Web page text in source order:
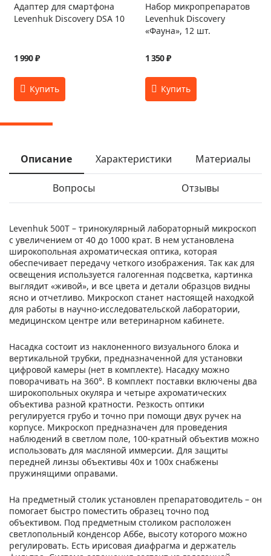
Адаптер для смартфона
Levenhuk Discovery DSA 10
1 990 ₽
Набор микропрепаратов
Levenhuk Discovery
«Фауна», 12 шт.
1 350 ₽
Описание Характеристики Материалы
Вопросы Отзывы
Levenhuk 500T – тринокулярный лабораторный микроскоп
с увеличением от 40 до 1000 крат. В нем установлена
широкопольная ахроматическая оптика, которая
обеспечивает передачу четкого изображения. Так как для
освещения используется галогенная подсветка, картинка
выглядит «живой», и все цвета и детали образцов видны
ясно и отчетливо. Микроскоп станет настоящей находкой
для работы в научно-исследовательской лаборатории,
медицинском центре или ветеринарном кабинете.
Насадка состоит из наклоненного визуального блока и
вертикальной трубки, предназначенной для установки
цифровой камеры (нет в комплекте). Насадку можно
поворачивать на 360°. В комплект поставки включены два
широкопольных окуляра и четыре ахроматических
объектива разной кратности. Резкость оптики
регулируется грубо и точно при помощи двух ручек на
корпусе. Микроскоп предназначен для проведения
наблюдений в светлом поле, 100-кратный объектив можно
использовать для масляной иммерсии. Для защиты
передней линзы объективы 40х и 100х снабжены
пружинящими оправами.
На предметный столик установлен препаратоводитель – он
помогает быстро поместить образец точно под
объективом. Под предметным столиком расположен
светлопольный конденсор Аббе, высоту которого можно
регулировать. Есть ирисовая диафрагма и держатель